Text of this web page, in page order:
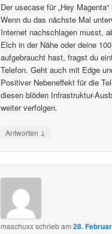
Der usecase für „Hey
Wenn du das nächste Mal
Internet nachschlagen musst,
Elch in der Nähe oder deine
aufgebraucht hast, fragst du
Telefon. Geht auch mit Edge
Positiver Nebeneffekt für die
diesen blöden Infrastruktur-
weiter verfolgen.
Antworten ↓
maschuxxschriebam28.